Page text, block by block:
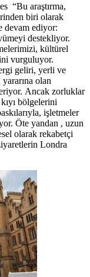
“Bu araştırma,
biri olarak
devam ediyor:
destekliyor.
kültürel
vurguluyor.
geliri, yerli ve
olan
Ancak zorluklar
bölgelerini
işletmeler
Öte yandan , uzun
olarak rekabetçi
Londra